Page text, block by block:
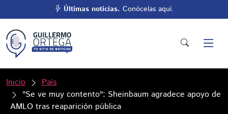
Últimas noticias. Conócelas aquí.
Inicio
País
"Se ve muy contento": Sheinbaum agradece apoyo de
AMLO tras reaparición pública